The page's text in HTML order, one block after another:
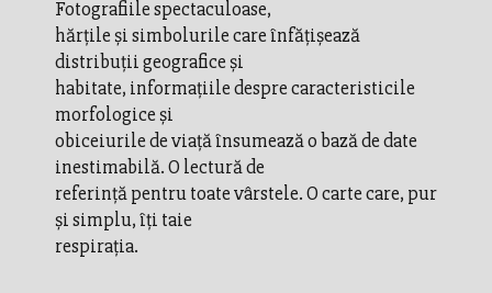
Fotografiile spectaculoase,
hărţile şi simbolurile care înfăţişează
distribuţii geografice şi
habitate, informaţiile despre caracteristicile
morfologice şi
obiceiurile de viaţă însumează o bază de date
inestimabilă. O lectură de
referinţă pentru toate vârstele. O carte care, pur
şi simplu, îţi taie
respiraţia.